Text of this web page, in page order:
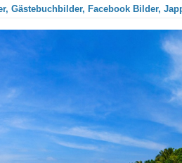
Gästebuchbilder, Facebook Bilder,